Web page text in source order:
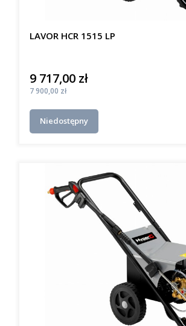
LAVOR HCR 1515 LP
Cena
9 717,00 zł
Cena
7 900,00 zł
Niedostępny